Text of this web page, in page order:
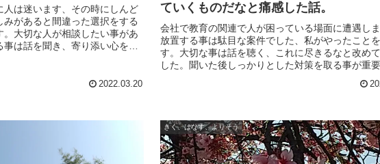
人は迷います、その時にしんど
があると間違った選択をする
大切な人が相談したい事があ
は話を聞き、寄り添い心を楽
2022.03.20
ていくものだなと痛感した話。
会社で教育の関連で人が困っている場面に遭遇しま
放置する事は駄目な案件でした、私がやったこと
す。大切な事は話を聴く、これに尽きるなと改め
した。聞いた後しっかりとした対策を取る事が重
声掛けをする事も大切だと思いました。聴く力を
何が起こっているか見極め解決できるようにした
きく、はなす、よりそう